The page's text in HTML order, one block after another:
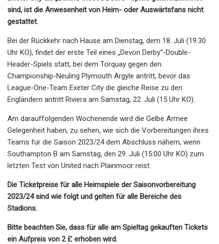
sind, ist die Anwesenheit von Heim- oder Auswärtsfans nicht
gestattet.
Bei der Rückkehr nach Hause am Dienstag, dem 18. Juli (19.30
Uhr KO), findet der erste Teil eines „Devon Derby“-Double-
Header-Spiels statt, bei dem Torquay gegen den
Championship-Neuling Plymouth Argyle antritt, bevor das
League-One-Team Exeter City die gleiche Reise zu den
Engländern antritt Riviera am Samstag, 22. Juli (15 Uhr KO).
Am darauffolgenden Wochenende wird die Gelbe Armee
Gelegenheit haben, zu sehen, wie sich die Vorbereitungen ihres
Teams für die Saison 2023/24 dem Abschluss nähern, wenn
Southampton B am Samstag, den 29. Juli (15:00 Uhr KO) zum
letzten Test von United nach Plainmoor reist.
Die Ticketpreise für alle Heimspiele der Saisonvorbereitung
2023/24 sind wie folgt und gelten für alle Bereiche des
Stadions.
Bitte beachten Sie, dass für alle am Spieltag gekauften Tickets
ein Aufpreis von 2 £ erhoben wird.